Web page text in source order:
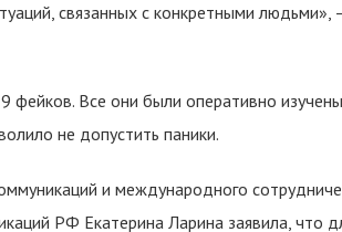
связанных с конкретными
фейков. Все они были оперативно
не допустить паники.
и международного
РФ Екатерина Ларина заявила, что